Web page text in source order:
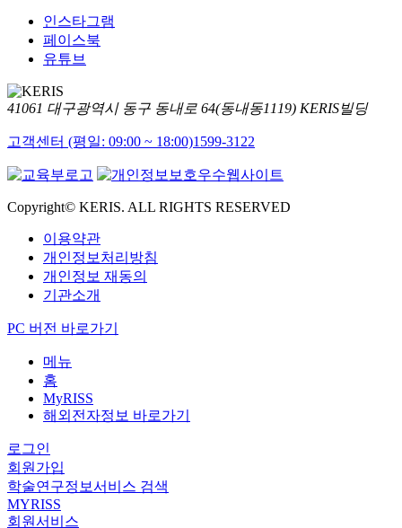
인스타그램
페이스북
유튜브
41061 대구광역시 동구 동내로 64(동내동1119) KERIS빌딩
고객센터 (평일: 09:00 ~ 18:00)1599-3122
Copyright© KERIS. ALL RIGHTS RESERVED
이용약관
개인정보처리방침
개인정보 재동의
기관소개
PC 버전 바로가기
메뉴
홈
MyRISS
해외전자정보 바로가기
로그인
회원가입
학술연구정보서비스 검색
MYRISS
회원서비스